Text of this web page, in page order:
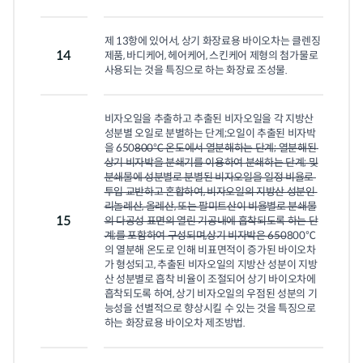
14
제 13항에 있어서, 상기 화장료용 바이오차는 클렌징
제품, 바디케어, 헤어케어, 스킨케어 제형의 첨가물로
사용되는 것을 특징으로 하는 화장료 조성물.
15
비자오일을 추출하고 추출된 비자오일을 각 지방산
성분별 오일로 분별하는 단계;오일이 추출된 비자박
을 650800℃ 온도에서 열분해하는 단계; 열분해된
상기 비자박을 분쇄기를 이용하여 분쇄하는 단계; 및
분쇄물에 성분별로 분별된 비자오일을 일정 비율로
투입 교반하고 혼합하여, 비자오일의 지방산 성분인
리놀레산, 올레산, 또는 팔미트산이 비율별로 분쇄물
의 다공성 표면의 열린 기공내에 흡착되도록 하는 단
계;를 포함하여 구성되며,상기 비자박은 650800℃
의 열분해 온도로 인해 비표면적이 증가된 바이오차
가 형성되고, 추출된 비자오일의 지방산 성분이 지방
산 성분별로 흡착 비율이 조절되어 상기 바이오차에
흡착되도록 하여, 상기 비자오일의 우점된 성분의 기
능성을 선별적으로 향상시킬 수 있는 것을 특징으로
하는 화장료용 바이오차 제조방법.